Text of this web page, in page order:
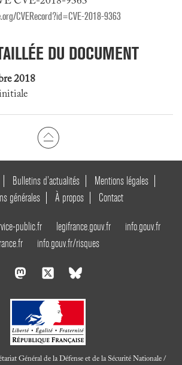
CVERecord?id=CVE-2018-9363
DU DOCUMENT
2018
Bulletins d’actualités
Mentions légales
générales
À propos Contact
public.fr legifrance.gouv.fr
info.gouv.fr
info.gouv.fr/risques
Général de la Défense et de la Sécurité Nationale /